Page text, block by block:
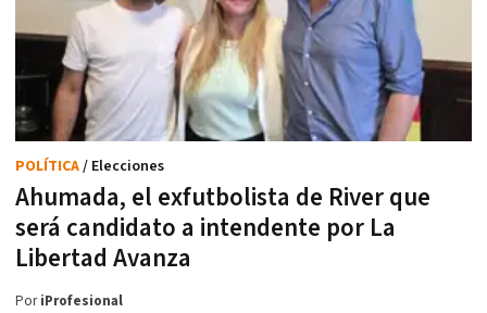
Ahumada, el exfutbolista de River que
será candidato a intendente por La
Libertad Avanza
POLÍTICA/ Elecciones
PoriProfesional